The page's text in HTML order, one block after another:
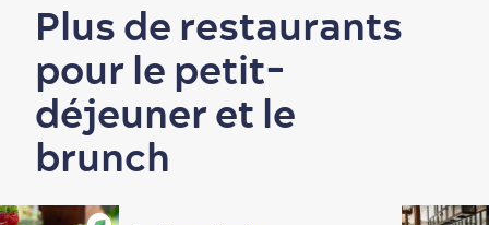
Plus de restaurants
pour le petit-
déjeuner et le
brunch